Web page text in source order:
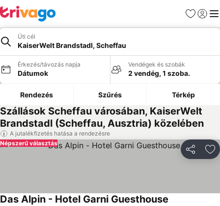
Kedvencek
Úti cél
KaiserWelt Brandstadl, Scheffau
Érkezés/távozás napja
Dátumok
Vendégek és szobák
2 vendég, 1 szoba.
Rendezés Szűrés Térkép
Szállások Scheffau városában, KaiserWelt
Brandstadl (Scheffau, Ausztria) közelében
A jutalékfizetés hatása a rendezésre
Népszerű választás
Das Alpin - Hotel Garni Guesthouse